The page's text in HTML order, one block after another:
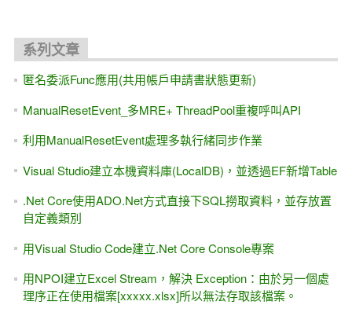
系列文章
匿名委派Func應用(共用帳戶申請書狀態更新)
ManualResetEvent_多MRE+ ThreadPool重複呼叫API
利用ManualResetEvent處理多執行緒同步作業
Visual Studio建立本機資料庫(LocalDB)，並透過EF新增Table
.Net Core使用ADO.Net方式直接下SQL撈取資料，並存放置
自定義類別
用Visual Studio Code建立.Net Core Console專案
用NPOI建立Excel Stream，解決 Exception：由於另一個處
理序正在使用檔案[xxxxx.xlsx]所以無法存取該檔案。